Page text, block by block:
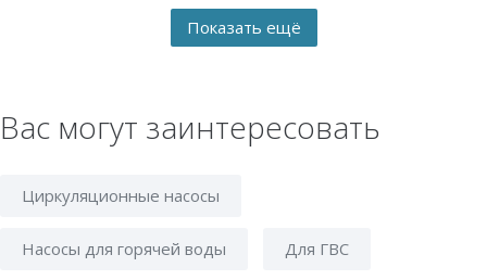
Вас могут заинтересовать
Циркуляционные насосы
Насосы для горячей воды Для ГВС